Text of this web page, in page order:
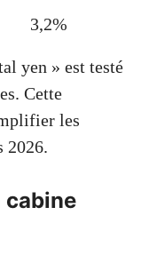
3,2%
yen » est testé
Cette
les
2026.
cabine